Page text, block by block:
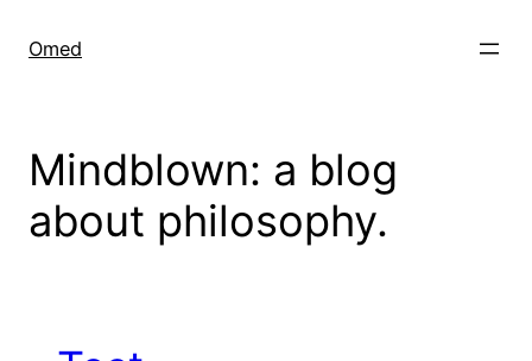
InhaltOmed
Mindblown: a blog
about philosophy.